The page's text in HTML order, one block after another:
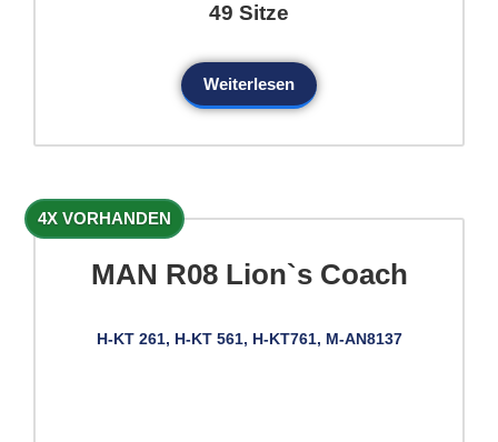
49 Sitze
Weiterlesen
4X VORHANDEN
MAN R08 Lion`s Coach
H-KT 261, H-KT 561, H-KT761, M-AN8137